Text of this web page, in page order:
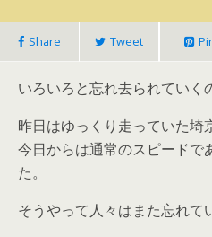
Share Tweet
いろいろと忘れ去られていく
昨日はゆっくり走っていた埼
今日からは通常のスピードで
た。
そうやって人々はまた忘れて